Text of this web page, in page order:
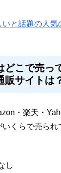
いと話題の人
どこで売っ
販サイトは
・楽天・
くらで売られ
し